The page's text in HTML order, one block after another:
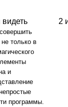
только в
и
программы.
2